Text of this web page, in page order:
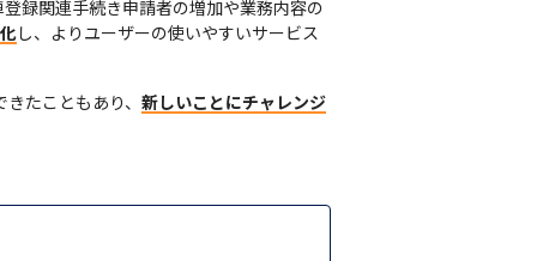
録関連手続き申請者の増加や業務内容の
し、よりユーザーの使いやすいサービス
たこともあり、 新しいことにチャレンジ